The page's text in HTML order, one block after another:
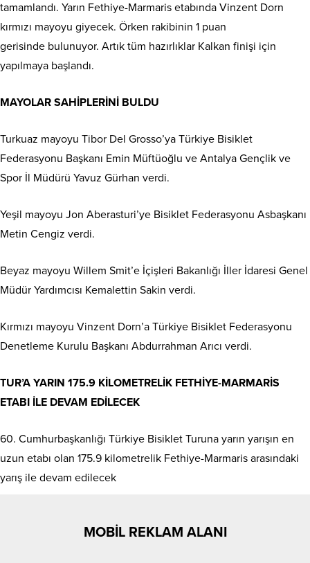
tamamlandı. Yarın Fethiye-Marmaris etabında Vinzent Dorn
kırmızı mayoyu giyecek. Örken rakibinin 1 puan
gerisinde bulunuyor. Artık tüm hazırlıklar Kalkan finişi için
yapılmaya başlandı.
MAYOLAR SAHİPLERİNİ BULDU
Turkuaz mayoyu Tibor Del Grosso’ya Türkiye Bisiklet
Federasyonu Başkanı Emin Müftüoğlu ve Antalya Gençlik ve
Spor İl Müdürü Yavuz Gürhan verdi.
Yeşil mayoyu Jon Aberasturi’ye Bisiklet Federasyonu Asbaşkanı
Metin Cengiz verdi.
Beyaz mayoyu Willem Smit’e İçişleri Bakanlığı İller İdaresi Genel
Müdür Yardımcısı Kemalettin Sakin verdi.
Kırmızı mayoyu Vinzent Dorn’a Türkiye Bisiklet Federasyonu
Denetleme Kurulu Başkanı Abdurrahman Arıcı verdi.
TUR’A YARIN 175.9 KİLOMETRELİK FETHİYE-MARMARİS
ETABI İLE DEVAM EDİLECEK
60. Cumhurbaşkanlığı Türkiye Bisiklet Turuna yarın yarışın en
uzun etabı olan 175.9 kilometrelik Fethiye-Marmaris arasındaki
yarış ile devam edilecek
MOBİL REKLAM ALANI